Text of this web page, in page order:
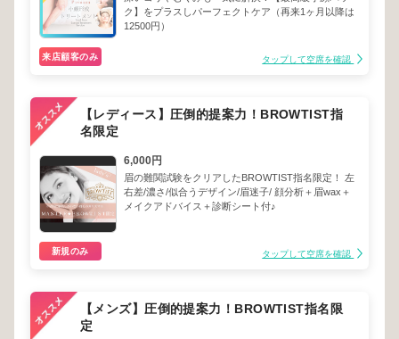
ク】をプラスしパーフェクトケア（再来1ヶ月以降は
12500円）
来店顧客のみ タップして空席を確認
【レディース】圧倒的提案力！BROWTIST指
名限定
6,000円
眉の難関試験をクリアしたBROWTIST指名限定！ 左
右差/濃さ/似合うデザイン/眉迷子/ 顔分析＋眉wax＋
メイクアドバイス＋診断シート付♪
新規のみ タップして空席を確認
【メンズ】圧倒的提案力！BROWTIST指名限
定